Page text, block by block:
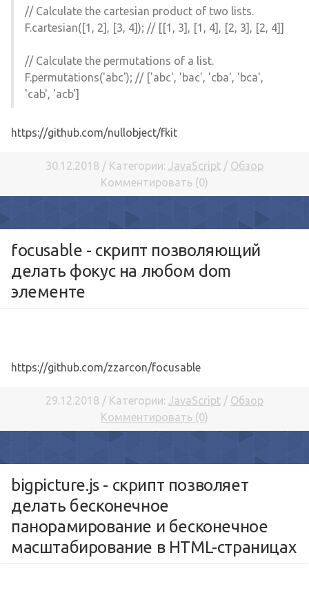
// Calculate the cartesian product of two lists.
F.cartesian([1, 2], [3, 4]); // [[1, 3], [1, 4], [2, 3], [2, 4]]
// Calculate the permutations of a list.
F.permutations('abc'); // ['abc', 'bac', 'cba', 'bca',
'cab', 'acb']
https://github.com/nullobject/fkit
30.12.2018 / Категории: JavaScript / Обзор
Комментировать (0)
focusable - скрипт позволяющий
делать фокус на любом dom
элементе
https://github.com/zzarcon/focusable
29.12.2018 / Категории: JavaScript / Обзор
Комментировать (0)
bigpicture.js - скрипт позволяет
делать бесконечное
панорамирование и бесконечное
масштабирование в HTML-страницах